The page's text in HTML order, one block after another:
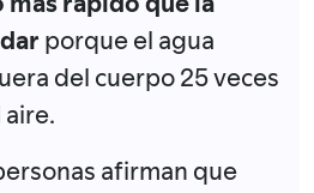
porque el agua
del cuerpo 25 veces
afirman que